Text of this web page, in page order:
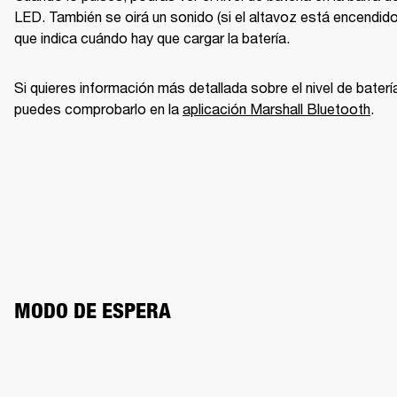
LED. También se oirá un sonido (si el altavoz está
que indica cuándo hay que cargar la batería.
Si quieres información más detallada sobre el nivel de
puedes comprobarlo en la aplicación Marshall Bluetooth.
MODO DE ESPERA